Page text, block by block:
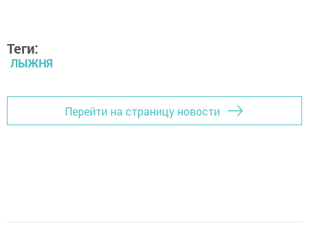
Теги:
ЛЫЖНЯ
Перейти на страницу новости